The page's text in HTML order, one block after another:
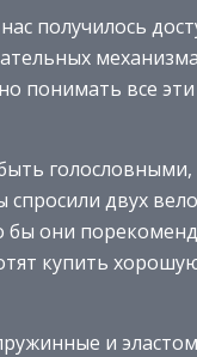
получилось
понимать все
двух
бы они
купить
и